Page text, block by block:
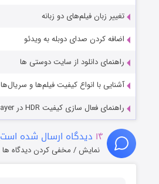
تغییر زبان فیلم‌های دو زبانه
اضافه کردن صدای دوبله به ویدئو
راهنمای دانلود از سایت دوستی ها
آشنایی با انواع کیفیت فیلم‌ها و سریال‌ها
راهنمای فعال سازی کیفیت HDR در PotPlayer
۱۴ دیدگاه ارسال شده است
نمایش / مخفی کردن دیدگاه ها